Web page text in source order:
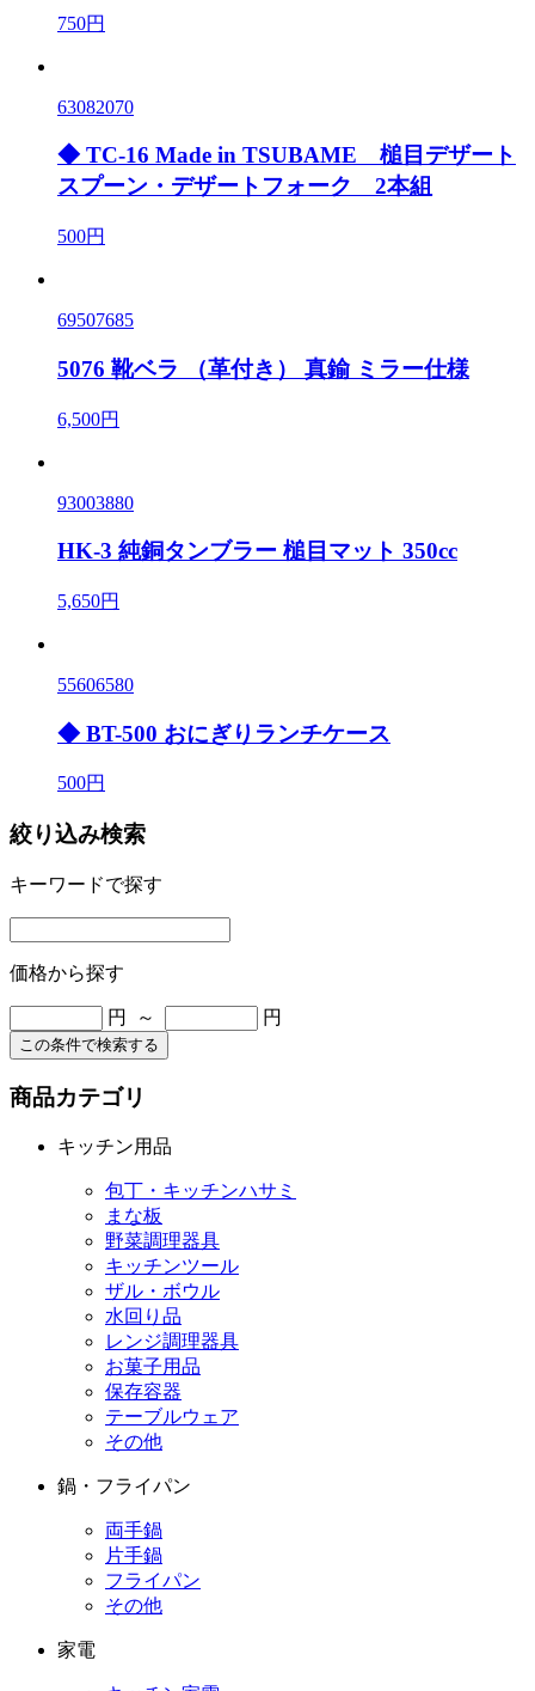
750円
63082070
◆ TC-16 Made in TSUBAME 槌目デザート
スプーン・デザートフォーク 2本組
500円
69507685
5076 靴ベラ （革付き） 真鍮 ミラー仕様
6,500円
93003880
HK-3 純銅タンブラー 槌目マット 350cc
5,650円
55606580
◆ BT-500 おにぎりランチケース
500円
絞り込み検索
キーワードで探す
価格から探す
円 ～ 円
この条件で検索する
商品カテゴリ
キッチン用品
包丁・キッチンハサミ
まな板
野菜調理器具
キッチンツール
ザル・ボウル
水回り品
レンジ調理器具
お菓子用品
保存容器
テーブルウェア
その他
鍋・フライパン
両手鍋
片手鍋
フライパン
その他
家電